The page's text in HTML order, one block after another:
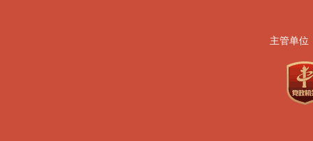
主管单位
地